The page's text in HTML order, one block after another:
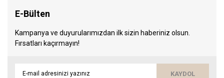
E-Bülten
Kampanya ve duyurularımızdan ilk sizin haberiniz olsun.
Fırsatları kaçırmayın!
KAYDOL